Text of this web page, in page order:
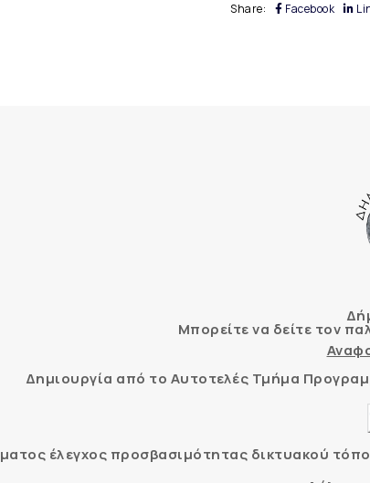
Share: Facebook
Μπορείτε να δείτε τον
Δημιουργία από το Αυτοτελές Τμήμα
έλεγχος προσβασιμότητας δικτυακού